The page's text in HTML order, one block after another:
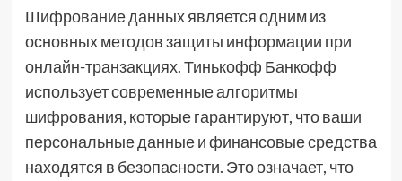
Шифрование данных является одним из
основных методов защиты информации при
онлайн-транзакциях. Тинькофф Банкофф
использует современные алгоритмы
шифрования, которые гарантируют, что ваши
персональные данные и финансовые средства
находятся в безопасности. Это означает, что